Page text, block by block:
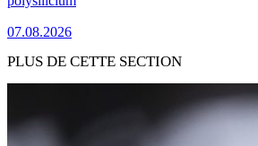
07.08.2026
PLUS DE CETTE SECTION